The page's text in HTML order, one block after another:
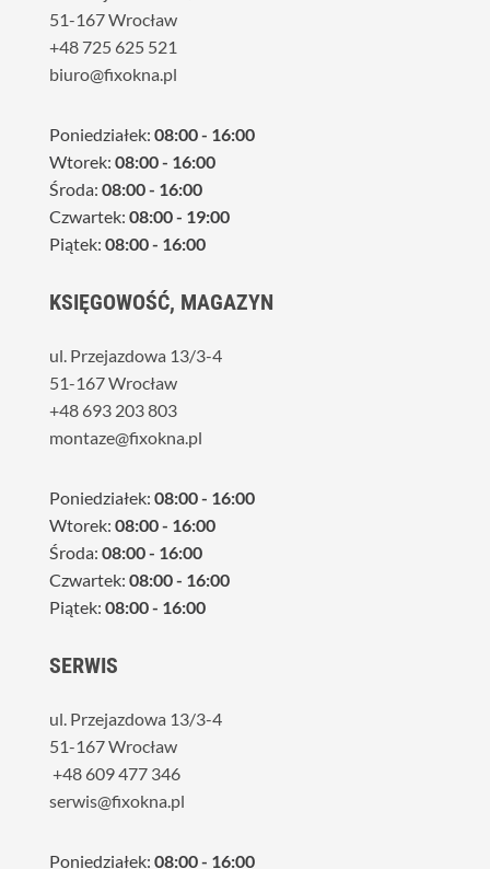
51-167 Wrocław
+48 725 625 521
biuro@fixokna.pl
Poniedziałek: 08:00 - 16:00
Wtorek: 08:00 - 16:00
Środa: 08:00 - 16:00
Czwartek: 08:00 - 19:00
Piątek: 08:00 - 16:00
KSIĘGOWOŚĆ, MAGAZYN
ul. Przejazdowa 13/3-4
51-167 Wrocław
+48 693 203 803
montaze@fixokna.pl
Poniedziałek: 08:00 - 16:00
Wtorek: 08:00 - 16:00
Środa: 08:00 - 16:00
Czwartek: 08:00 - 16:00
Piątek: 08:00 - 16:00
SERWIS
ul. Przejazdowa 13/3-4
51-167 Wrocław
+48 609 477 346
serwis@fixokna.pl
Poniedziałek: 08:00 - 16:00